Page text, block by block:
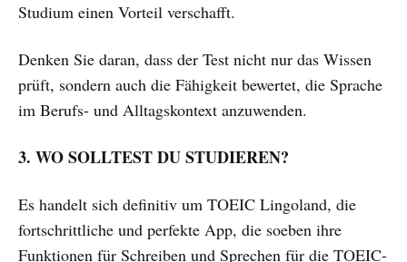
Studium einen Vorteil verschafft.
Denken Sie daran, dass der Test nicht nur das Wissen
prüft, sondern auch die Fähigkeit bewertet, die Sprache
im Berufs- und Alltagskontext anzuwenden.
3. WO SOLLTEST DU STUDIEREN?
Es handelt sich definitiv um TOEIC Lingoland, die
fortschrittliche und perfekte App, die soeben ihre
Funktionen für Schreiben und Sprechen für die TOEIC-